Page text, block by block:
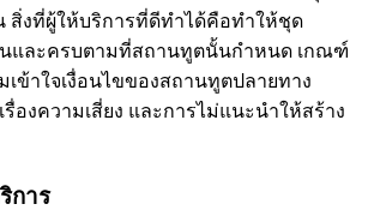
สิ่งที่ผู้ให้บริการที่ดีทำได้คือทำให้ชุด
นและครบตามที่สถานทูตนั้นกำหนด เกณฑ์
เข้าใจเงื่อนไขของสถานทูตปลายทาง
รื่องความเสี่ยง และการไม่แนะนำให้สร้าง
การ